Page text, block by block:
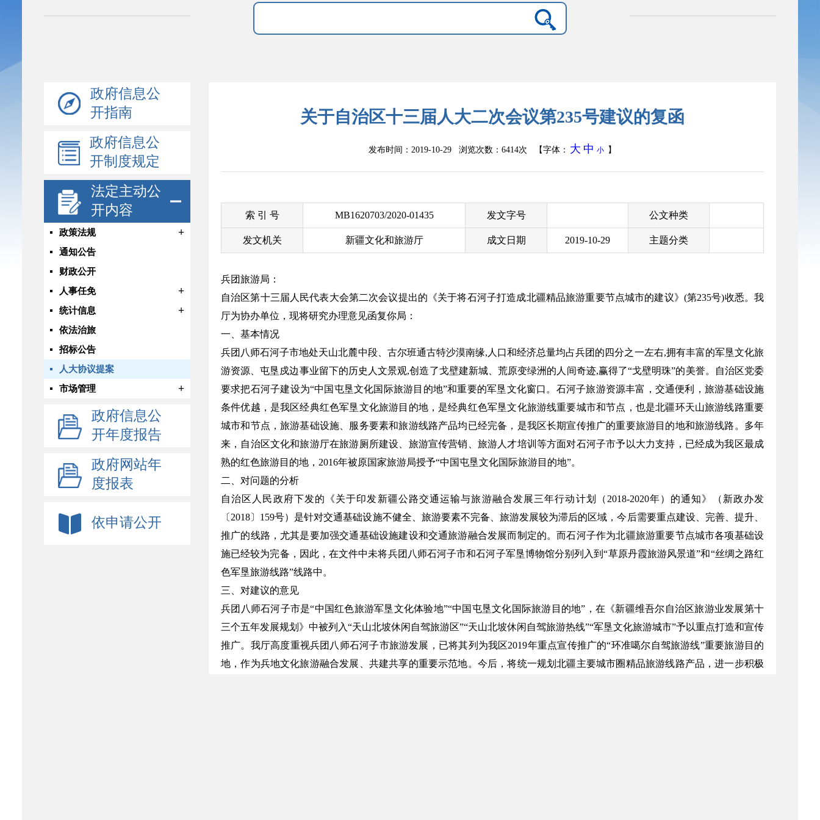
政府信息公
开指南
政府信息公
开制度规定
法定主动公
开内容
政策法规 +
通知公告
财政公开
人事任免
+
统计信息 +
依法治旅
招标公告
人大协议提案
市场管理
+
政府信息公
开年度报告
政府网站年
度报表
依申请公开
关于自治区十三届人大二次会议第235号建议的复函
发布时间：2019-10-29 浏览次数： 6414次 【字体： 大 中 小 】
索 引 号 MB1620703/2020-01435 发文字号 公文种类
发文机关 新疆文化和旅游厅 成文日期 2019-10-29 主题分类
兵团旅游局：
自治区第十三届人民代表大会第二次会议提出的《关于将石河子打造成北疆精品旅游重要节点城市的建议》(第235号)收悉。我
厅为协办单位，现将研究办理意见函复你局：
一、基本情况
兵团八师石河子市地处天山北麓中段、古尔班通古特沙漠南缘,人口和经济总量均占兵团的四分之一左右,拥有丰富的军垦文化旅
游资源、屯垦戍边事业留下的历史人文景观,创造了戈壁建新城、荒原变绿洲的人间奇迹,赢得了“戈壁明珠”的美誉。自治区党委
要求把石河子建设为“中国屯垦文化国际旅游目的地”和重要的军垦文化窗口。石河子旅游资源丰富，交通便利，旅游基础设施
条件优越，是我区经典红色军垦文化旅游目的地，是经典红色军垦文化旅游线重要城市和节点，也是北疆环天山旅游线路重要
城市和节点，旅游基础设施、服务要素和旅游线路产品均已经完备，是我区长期宣传推广的重要旅游目的地和旅游线路。多年
来，自治区文化和旅游厅在旅游厕所建设、旅游宣传营销、旅游人才培训等方面对石河子市予以大力支持，已经成为我区最成
熟的红色旅游目的地，2016年被原国家旅游局授予“中国屯垦文化国际旅游目的地”。
二、对问题的分析
自治区人民政府下发的《关于印发新疆公路交通运输与旅游融合发展三年行动计划（2018-2020年）的通知》（新政办发
〔2018〕159号）是针对交通基础设施不健全、旅游要素不完备、旅游发展较为滞后的区域，今后需要重点建设、完善、提升、
推广的线路，尤其是要加强交通基础设施建设和交通旅游融合发展而制定的。而石河子作为北疆旅游重要节点城市各项基础设
施已经较为完备，因此，在文件中未将兵团八师石河子市和石河子军垦博物馆分别列入到“草原丹霞旅游风景道”和“丝绸之路红
色军垦旅游线路”线路中。
三、对建议的意见
兵团八师石河子市是“中国红色旅游军垦文化体验地”“中国屯垦文化国际旅游目的地”，在《新疆维吾尔自治区旅游业发展第十
三个五年发展规划》中被列入“天山北坡休闲自驾旅游区”“天山北坡休闲自驾旅游热线”“军垦文化旅游城市”予以重点打造和宣传
推广。我厅高度重视兵团八师石河子市旅游发展，已将其列为我区2019年重点宣传推广的“环准噶尔自驾旅游线”重要旅游目的
地，作为兵地文化旅游融合发展、共建共享的重要示范地。今后，将统一规划北疆主要城市圈精品旅游线路产品，进一步积极